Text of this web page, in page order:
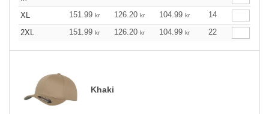
XL
151.99 kr 126.20 kr 104.99 kr
14
2XL
151.99 kr 126.20 kr 104.99 kr 22
Khaki